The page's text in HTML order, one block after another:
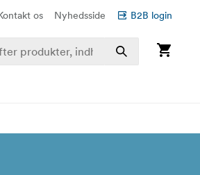
os Nyhedsside B2B login